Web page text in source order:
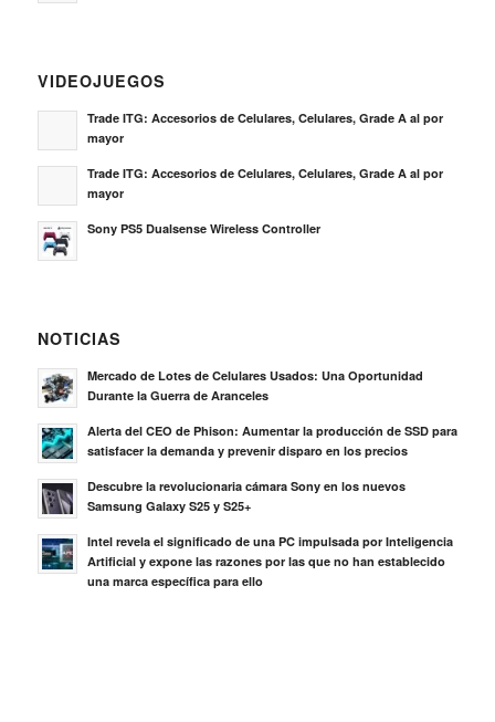
VIDEOJUEGOS
Trade ITG: Accesorios de Celulares, Celulares, Grade A al por
mayor
Trade ITG: Accesorios de Celulares, Celulares, Grade A al por
mayor
Sony PS5 Dualsense Wireless Controller
NOTICIAS
Mercado de Lotes de Celulares Usados: Una Oportunidad
Durante la Guerra de Aranceles
Alerta del CEO de Phison: Aumentar la producción de SSD para
satisfacer la demanda y prevenir disparo en los precios
Descubre la revolucionaria cámara Sony en los nuevos
Samsung Galaxy S25 y S25+
Intel revela el significado de una PC impulsada por Inteligencia
Artificial y expone las razones por las que no han establecido
una marca específica para ello